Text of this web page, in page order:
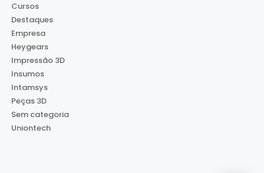
Cursos
Destaques
Empresa
Heygears
Impressão 3D
Insumos
Intamsys
Peças 3D
Sem categoria
Uniontech